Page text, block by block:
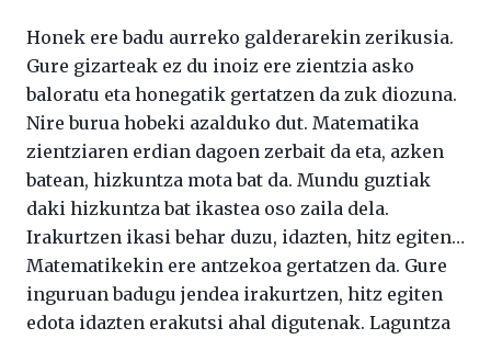
Honek ere badu aurreko galderarekin zerikusia.
Gure gizarteak ez du inoiz ere zientzia asko
baloratu eta honegatik gertatzen da zuk diozuna.
Nire burua hobeki azalduko dut. Matematika
zientziaren erdian dagoen zerbait da eta, azken
batean, hizkuntza mota bat da. Mundu guztiak
daki hizkuntza bat ikastea oso zaila dela.
Irakurtzen ikasi behar duzu, idazten, hitz egiten…
Matematikekin ere antzekoa gertatzen da. Gure
inguruan badugu jendea irakurtzen, hitz egiten
edota idazten erakutsi ahal digutenak. Laguntza